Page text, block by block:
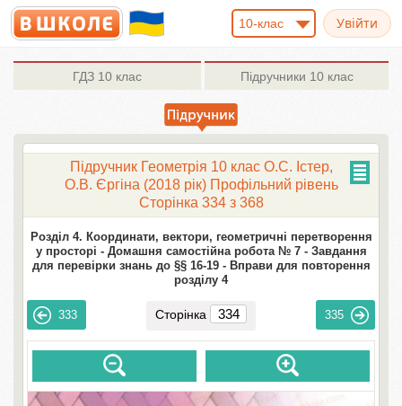
10-клас
ГДЗ 10 клас Підручники 10 клас
Підручник Геометрія 10 клас О.С. Істер,
О.В. Єргіна (2018 рік) Профільний рівень
Сторінка 334 з 368
Розділ 4. Координати, вектори, геометричні перетворення
у просторі - Домашня самостійна робота № 7 - Завдання
для перевірки знань до §§ 16-19 - Вправи для повторення
розділу 4
333 Сторінка 335